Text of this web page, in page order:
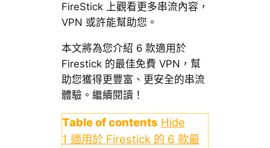
FireStick 上觀看更多串流內容，
VPN 或許能幫助您。
本文將為您介紹 6 款適用於
Firestick 的最佳免費 VPN，幫
助您獲得更豐富、更安全的串流
體驗。繼續閱讀！
Table of contents Hide
1 適用於 Firestick 的 6 款最